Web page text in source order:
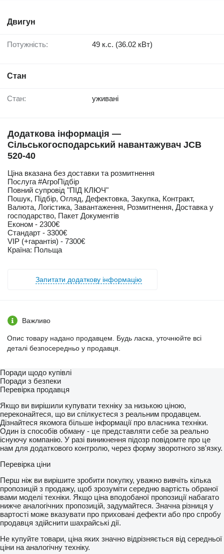
Двигун
Потужність: 49 к.с. (36.02 кВт)
Стан
Стан: уживані
Додаткова інформація —
Сільськогосподарський навантажувач JCB
520-40
Ціна вказана без доставки та розмитнення
Послуга #АгроПідбір
Повний супровід "ПІД КЛЮЧ"
Пошук, Підбір, Огляд, Дефектовка, Закупка, Контракт,
Валюта, Логістика, Завантаження, Розмитнення, Доставка у
господарство, Пакет Документів
Економ - 2300€
Стандарт - 3300€
VIP (+гарантія) - 7300€
Країна: Польща
Запитати додаткову інформацію
Важливо
Опис товару надано продавцем. Будь ласка, уточнюйте всі
деталі безпосередньо у продавця.
Поради щодо купівлі
Поради з безпеки
Перевірка продавця
Якщо ви вирішили купувати техніку за низькою ціною,
переконайтеся, що ви спілкуєтеся з реальним продавцем.
Дізнайтеся якомога більше інформації про власника техніки.
Один із способів обману - це представляти себе за реально
існуючу компанію. У разі виникнення підозр повідомте про це
нам для додаткового контролю, через форму зворотного зв'язку.
Перевірка ціни
Перш ніж ви вирішите зробити покупку, уважно вивчіть кілька
пропозицій з продажу, щоб зрозуміти середню вартість обраної
вами моделі техніки. Якщо ціна вподобаної пропозиції набагато
нижче аналогічних пропозицій, задумайтеся. Значна різниця у
вартості може вказувати про приховані дефекти або про спробу
продавця здійснити шахрайські дії.
Не купуйте товари, ціна яких значно відрізняється від середньої
ціни на аналогічну техніку.